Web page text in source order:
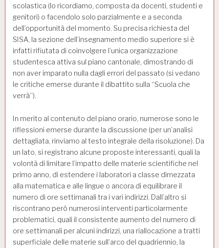
scolastica (lo ricordiamo, composta da docenti, studenti e
genitori) o facendolo solo parzialmente e a seconda
dell’opportunità del momento. Su precisa richiesta del
SISA, la sezione dell’insegnamento medio superiore si è
infatti rifiutata di coinvolgere l’unica organizzazione
studentesca attiva sul piano cantonale, dimostrando di
non aver imparato nulla dagli errori del passato (si vedano
le critiche emerse durante il dibattito sulla “Scuola che
verrà”).
In merito al contenuto del piano orario, numerose sono le
riflessioni emerse durante la discussione (per un’analisi
dettagliata, rinviamo al testo integrale della risoluzione). Da
un lato, si registrano alcune proposte interessanti, quali la
volontà di limitare l’impatto delle materie scientifiche nel
primo anno, di estendere i laboratori a classe dimezzata
alla matematica e alle lingue o ancora di equilibrare il
numero di ore settimanali tra i vari indirizzi. Dall’altro si
riscontrano però numerosi interventi particolarmente
problematici, quali il consistente aumento del numero di
ore settimanali per alcuni indirizzi, una riallocazione a tratti
superficiale delle materie sull’arco del quadriennio, la